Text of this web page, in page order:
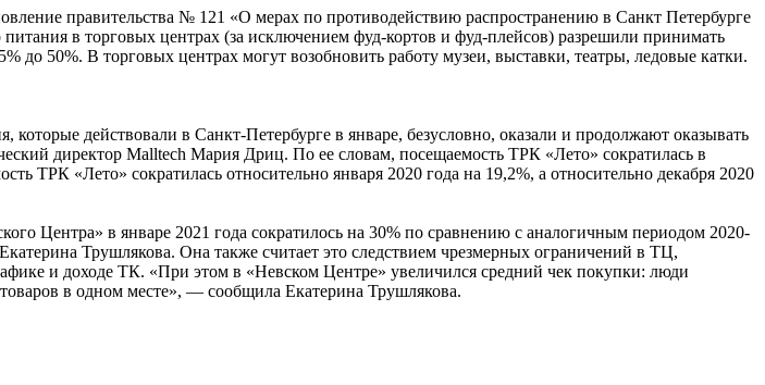
правительства № 121 «О мерах по противодействию распространению в Санкт Петербурге
в торговых центрах (за исключением фуд-кортов и фуд-плейсов) разрешили принимать
до 50%. В торговых центрах могут возобновить работу музеи, выставки, театры, ледовые катки.
действовали в Санкт-Петербурге в январе, безусловно, оказали и продолжают оказывать
директор Malltech Мария Дриц. По ее словам, посещаемость ТРК «Лето» сократилась в
ТРК «Лето» сократилась относительно января 2020 года на 19,2%, а относительно декабря 2020
Центра» в январе 2021 года сократилось на 30% по сравнению с аналогичным периодом 2020-
Трушлякова. Она также считает это следствием чрезмерных ограничений в ТЦ,
и доходе ТК. «При этом в «Невском Центре» увеличился средний чек покупки: люди
в одном месте», — сообщила Екатерина Трушлякова.